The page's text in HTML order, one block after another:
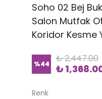
Soho 02 Bej
Salon Mutfak
Koridor Kesme
%44 ₺ 2,447.00
₺
Renk